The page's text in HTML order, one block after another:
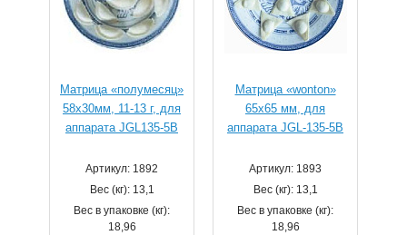
Матрица «полумесяц»
58x30мм, 11-13 г, для
аппарата JGL135-5B
Артикул: 1892
Вес (кг): 13,1
Вес в упаковке (кг):
18,96
Матрица «wonton»
65x65 мм, для
аппарата JGL-135-5B
Артикул: 1893
Вес (кг): 13,1
Вес в упаковке (кг):
18,96